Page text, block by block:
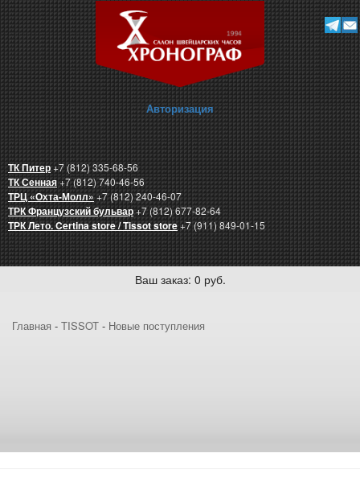
Авторизация
ТК Питер+7 (812) 335-68-56
ТК Сенная+7 (812) 740-46-56
ТРЦ «Охта-Молл»+7 (812) 240-46-07
ТРК Французский бульвар+7 (812) 677-82-64
ТРК Лето. Certina store / Tissot store+7 (911) 849-01-15
Ваш заказ: 0 руб.
Главная - TISSOT - Новые поступления